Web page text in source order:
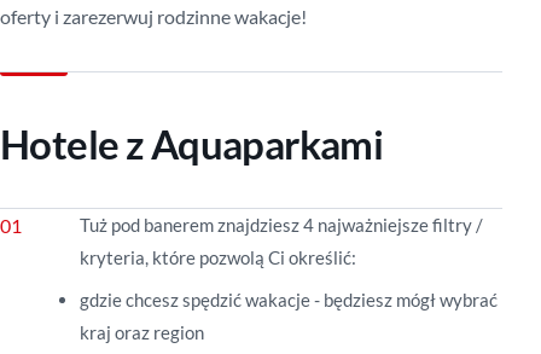
oferty i zarezerwuj rodzinne wakacje!
Hotele z Aquaparkami
Tuż pod banerem znajdziesz 4 najważniejsze filtry /
kryteria, które pozwolą Ci określić:
gdzie chcesz spędzić wakacje - będziesz mógł wybrać
kraj oraz region